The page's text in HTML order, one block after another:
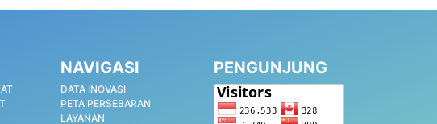
NAVIGASI
DATA INOVASI
PETA PERSEBARAN
LAYANAN
PENGUNJUNG